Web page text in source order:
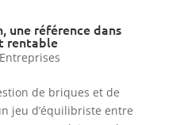
une référence dans
rentable
Entreprises
de briques et de
jeu d’équilibriste entre